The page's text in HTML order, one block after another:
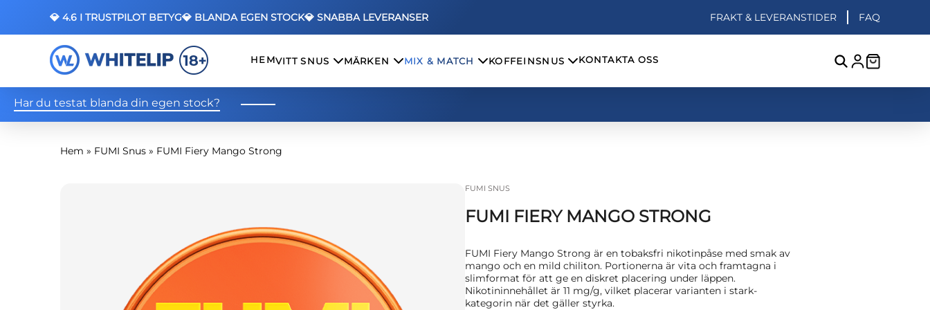
💎 4.6 I TRUSTPILOT BETYG💎 BLANDA EGEN STOCK💎 SNABBA LEVERANSER FRAKT & LEVERANSTIDER FAQ
HEMVITT SNUS MÄRKEN MIX & MATCH KOFFEINSNUS KONTAKTA OSS
Har du testat blanda din egen stock?
Hem » FUMI Snus » FUMI Fiery Mango Strong
FUMI SNUS
FUMI FIERY MANGO STRONG
FUMI Fiery Mango Strong är en tobaksfri nikotinpåse med smak av
mango och en mild chiliton. Portionerna är vita och framtagna i
slimformat för att ge en diskret placering under läppen.
Nikotininnehållet är 11 mg/g, vilket placerar varianten i stark-
kategorin när det gäller styrka.